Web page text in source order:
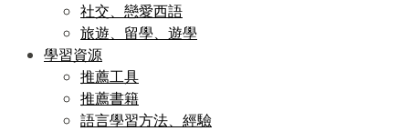
社交、戀愛西語
旅遊、留學、遊學
學習資源
推薦工具
推薦書籍
語言學習方法、經驗